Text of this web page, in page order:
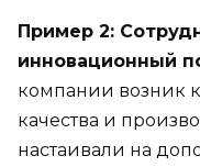
Пример 2:
инновационный
компании возник
качества и
настаивали на